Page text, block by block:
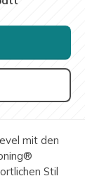
mit den
Stil